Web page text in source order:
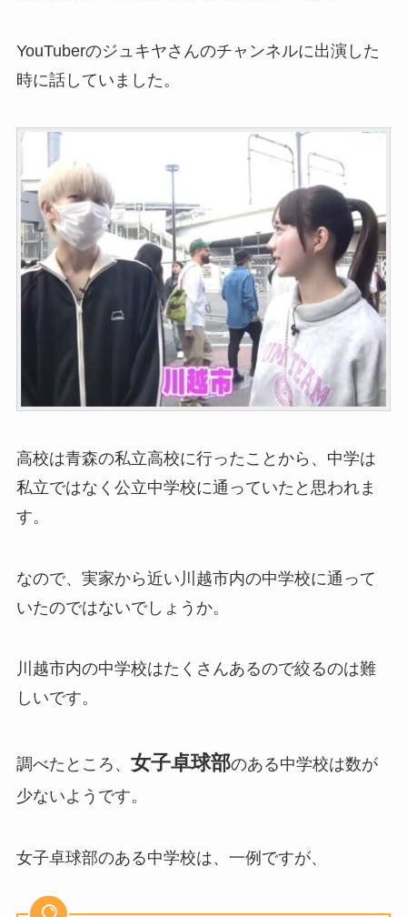
YouTuberのジュキヤさんのチャンネルに出演した
時に話していました。
高校は青森の私立高校に行ったことから、中学は
私立ではなく公立中学校に通っていたと思われま
す。
なので、実家から近い川越市内の中学校に通って
いたのではないでしょうか。
川越市内の中学校はたくさんあるので絞るのは難
しいです。
調べたところ、 女子卓球部のある中学校は数が
少ないようです。
女子卓球部のある中学校は、一例ですが、